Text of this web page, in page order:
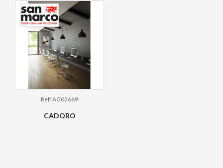
Ref: AG02669
CADORO